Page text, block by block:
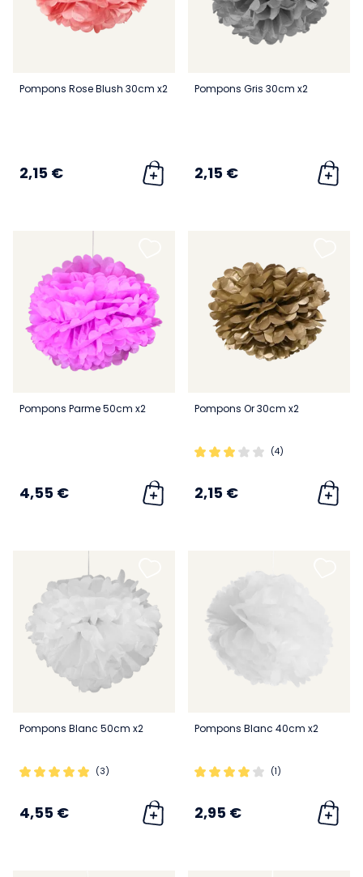
Pompons Rose Blush 30cm x2
2,15 €
Pompons Gris 30cm x2
2,15 €
Pompons Parme 50cm x2
4,55 €
Pompons Or 30cm x2
(4)
2,15 €
Pompons Blanc 50cm x2
(3)
4,55 €
Pompons Blanc 40cm x2
(1)
2,95 €